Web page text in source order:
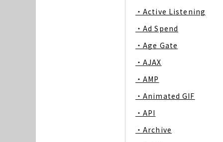
・Active Listening
・Ad Spend
・Age Gate
・AJAX
・AMP
・Animated GIF
・API
・Archive